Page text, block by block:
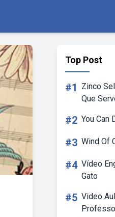
Top Post
#1
Zinco
Que
#2 You Can
#3 Wind Of
#4 Vídeo
Gato
#5 Video